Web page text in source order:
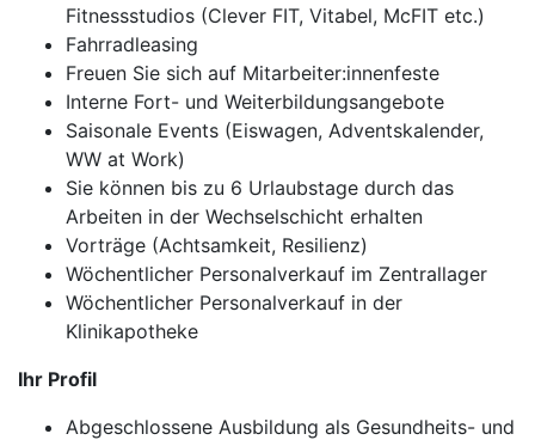
Fitnessstudios (Clever FIT, Vitabel, McFIT etc.)
Fahrradleasing
Freuen Sie sich auf Mitarbeiter:innenfeste
Interne Fort- und Weiterbildungsangebote
Saisonale Events (Eiswagen, Adventskalender,
WW at Work)
Sie können bis zu 6 Urlaubstage durch das
Arbeiten in der Wechselschicht erhalten
Vorträge (Achtsamkeit, Resilienz)
Wöchentlicher Personalverkauf im Zentrallager
Wöchentlicher Personalverkauf in der
Klinikapotheke
Ihr Profil
Abgeschlossene Ausbildung als Gesundheits- und